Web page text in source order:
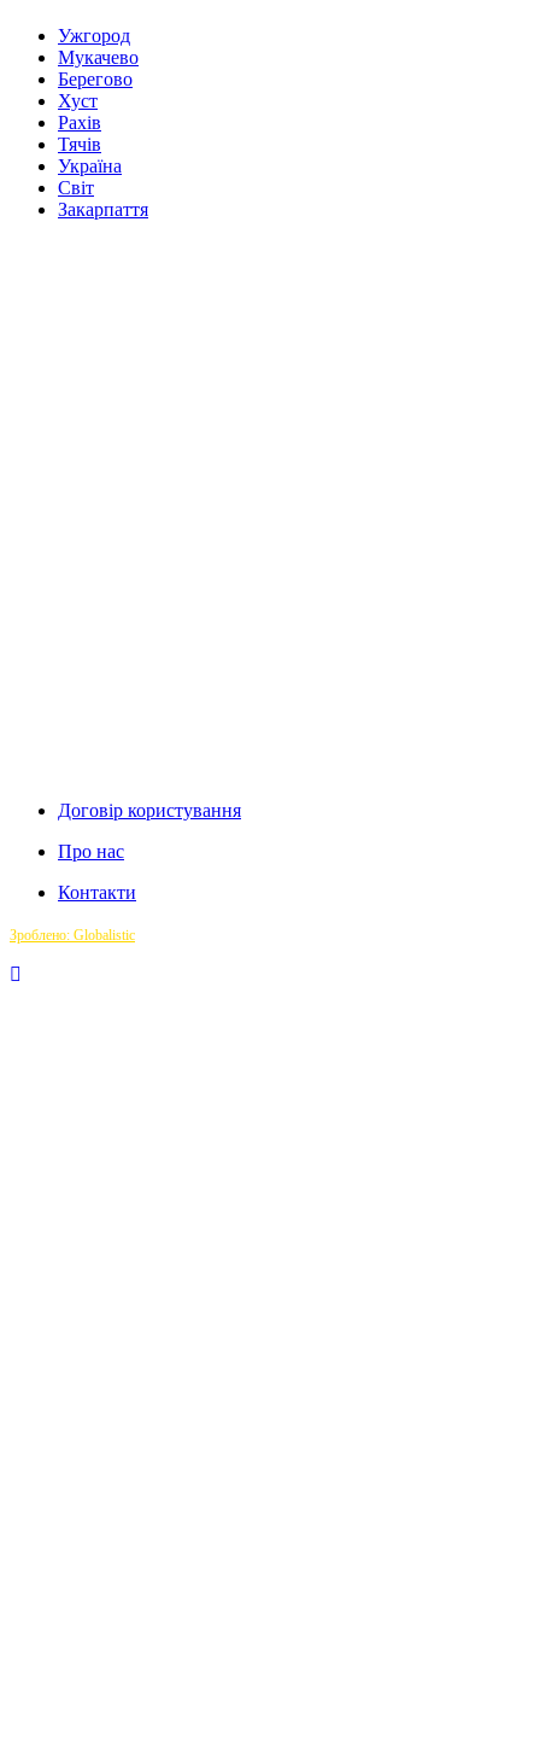
Ужгород
Мукачево
Берегово
Хуст
Рахів
Тячів
Україна
Світ
Закарпаття
Договір користування
Про нас
Контакти
Зроблено: Globalistic